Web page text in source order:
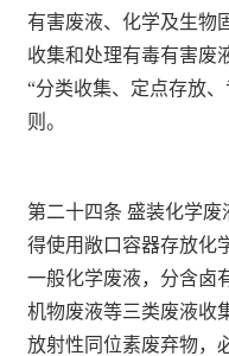
有害废液、化学及生物
收集和处理有毒有害废
“分类收集、定点存放
则。
第二十四条 盛装化学
得使用敞口容器存放化
一般化学废液，分含卤
机物废液等三类废液收
放射性同位素废弃物，